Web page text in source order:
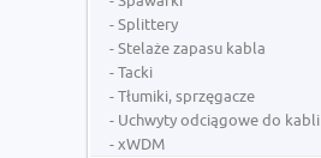
Splittery
Stelaże zapasu kabla
Tacki
Tłumiki, sprzęgacze
Uchwyty odciągowe do kabli
xWDM